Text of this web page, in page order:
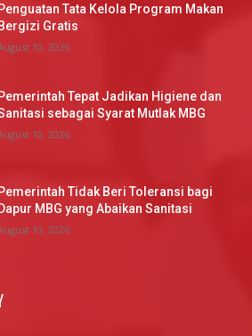
Penguatan Tata Kelola Program Makan
Bergizi Gratis
10, 2026
Pemerintah Tepat Jadikan Higiene dan
sebagai Syarat Mutlak MBG
10, 2026
Pemerintah Tidak Beri Toleransi bagi
Dapur MBG yang Abaikan Sanitasi
10, 2026